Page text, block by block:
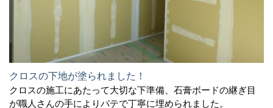
クロスの下地が塗られました！
クロスの施工にあたって大切な下準備、石膏ボードの継ぎ目
が職人さんの手によりパテで丁寧に埋められました。